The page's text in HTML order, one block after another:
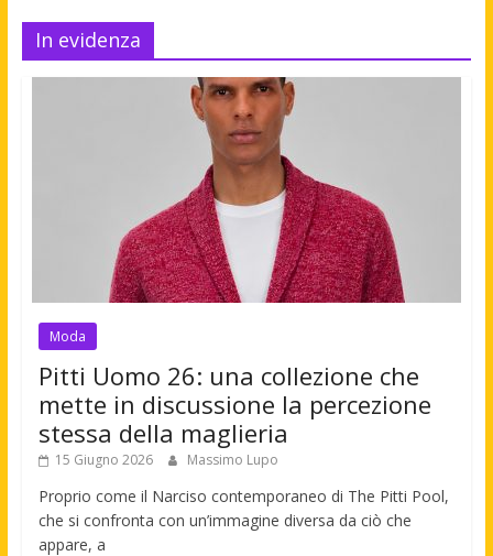
In evidenza
Moda
Pitti Uomo 26: una collezione che
mette in discussione la percezione
stessa della maglieria
15 Giugno 2026 Massimo Lupo
Proprio come il Narciso contemporaneo di The Pitti Pool,
che si confronta con un’immagine diversa da ciò che
appare, a